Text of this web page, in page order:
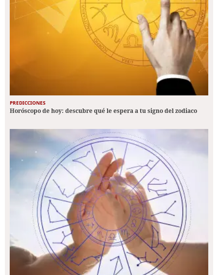
PREDICCIONES
Horóscopo de hoy: descubre qué le espera a tu signo del zodiaco